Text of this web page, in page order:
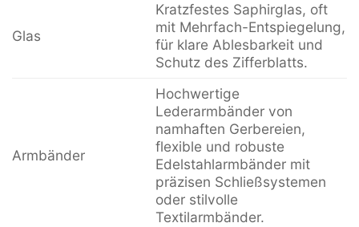
Glas
Kratzfestes Saphirglas, oft
mit Mehrfach-Entspiegelung,
für klare Ablesbarkeit und
Schutz des Zifferblatts.
Armbänder
Hochwertige
Lederarmbänder von
namhaften Gerbereien,
flexible und robuste
Edelstahlarmbänder mit
präzisen Schließsystemen
oder stilvolle
Textilarmbänder.